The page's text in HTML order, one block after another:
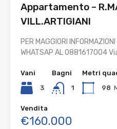
Appartamento –
VILL.ARTIGIANI
PER MAGGIORI
WHATSAP AL 0881617004
Vani
3
Bagni
1
Metri
98
Vendita
€160.000